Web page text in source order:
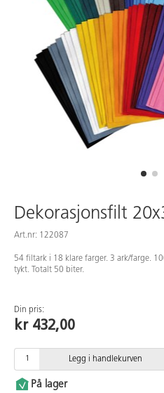
Kontakt oss
Kampanjer/kataloger
Dekorasjonsfilt
Art.nr: 122087
54 filtark i 18 klare farger. 3 ark/farge.
tykt. Totalt 50 biter.
Din pris:
kr 432,00
Legg i handlekurven
På lager